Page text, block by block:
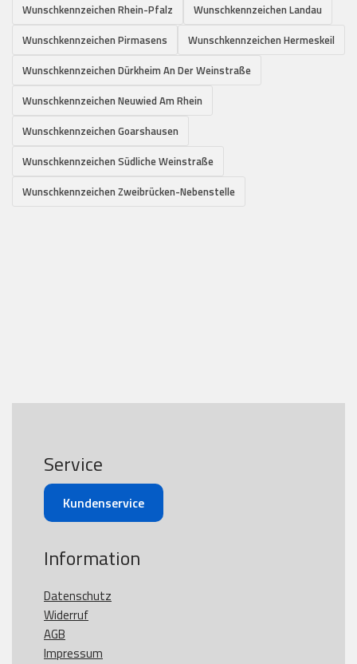
Wunschkennzeichen Rhein-Pfalz
Wunschkennzeichen Landau
Wunschkennzeichen Pirmasens
Wunschkennzeichen Hermeskeil
Wunschkennzeichen Dürkheim An Der Weinstraße
Wunschkennzeichen Neuwied Am Rhein
Wunschkennzeichen Goarshausen
Wunschkennzeichen Südliche Weinstraße
Wunschkennzeichen Zweibrücken-Nebenstelle
Service
Kundenservice
Information
Datenschutz
Widerruf
AGB
Impressum